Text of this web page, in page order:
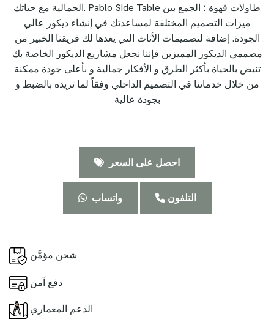
الجمالية مع حياتك. Pablo Side Table طاولات قهوة ؛ الجمع بين
ميزات التصميم المختلفة لمساعدتك في إنشاء ديكور عالي
الجودة. إضافة لتصميمات الأثاث التي يعدها لك فريقنا الخبير من
مصممي الديكور المميزين فإننا نجعل مشاريع الديكور الخاصة بك
تنبض بالحياة بأكثر الطرق و الأفكار جمالية و بأعلى جودة ممكنة
من خلال خدماتنا في التصميم الداخلي وفقاً لما تريده بالضبط و
بجودة عالية
احصل على السعر
واتساب التلفون
شحن مؤمَّن
دفع آمن
الدعم المعماري